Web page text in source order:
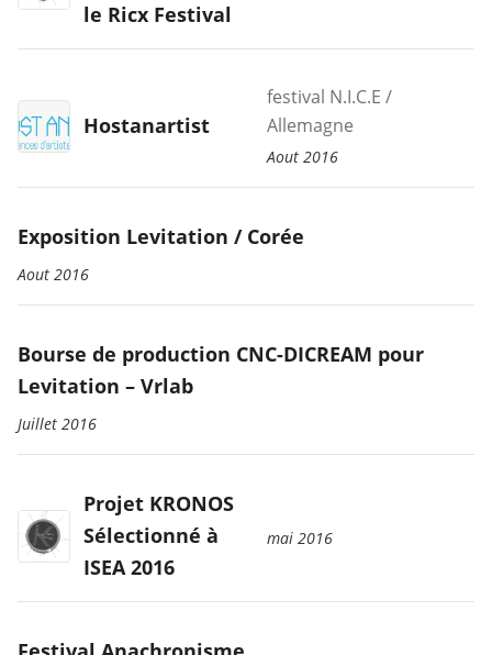
le Ricx Festival
Hostanartist
festival N.I.C.E /
Allemagne
Aout 2016
Exposition Levitation / Corée
Aout 2016
Bourse de production CNC-DICREAM pour
Levitation – Vrlab
Juillet 2016
Projet KRONOS
Sélectionné à
ISEA 2016
mai 2016